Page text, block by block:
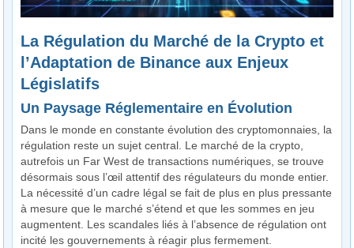
La Régulation du Marché de la Crypto et
l’Adaptation de Binance aux Enjeux
Législatifs
Un Paysage Réglementaire en Évolution
Dans le monde en constante évolution des cryptomonnaies, la
régulation reste un sujet central. Le marché de la crypto,
autrefois un Far West de transactions numériques, se trouve
désormais sous l’œil attentif des régulateurs du monde entier.
La nécessité d’un cadre légal se fait de plus en plus pressante
à mesure que le marché s’étend et que les sommes en jeu
augmentent. Les scandales liés à l’absence de régulation ont
incité les gouvernements à réagir plus fermement.